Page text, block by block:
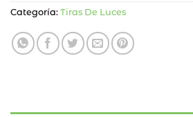
Categoría: Tiras De Luces